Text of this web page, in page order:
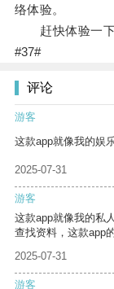
络体验。
赶快体验一下
#37#
评论
游客
这款app就像我的娱
2025-07-31
游客
这款app就像我的私
查找资料，这款app
2025-07-31
游客